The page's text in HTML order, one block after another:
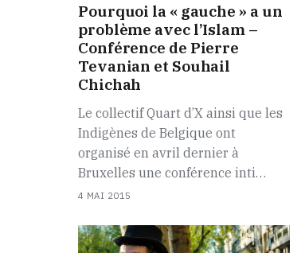
Pourquoi la « gauche » a un
problème avec l’Islam –
Conférence de Pierre
Tevanian et Souhail
Chichah
Le collectif Quart d’X ainsi que les
Indigènes de Belgique ont
organisé en avril dernier à
Bruxelles une conférence inti…
4 MAI 2015